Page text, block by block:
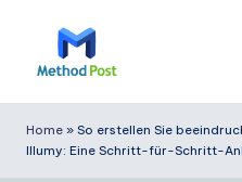
e
t
Home » So erstellen Sie
Illumy: Eine Schritt-für-Schritt-